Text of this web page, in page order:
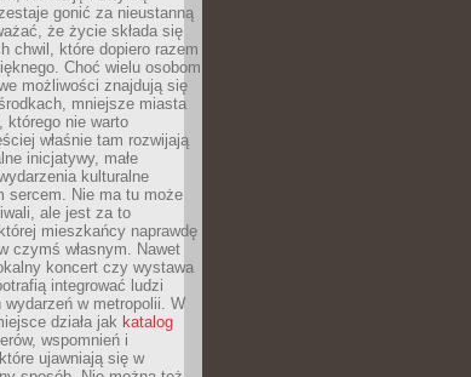
gonić za nieustanną
że życie składa się
chwil, które dopiero razem
Choć wielu osobom
możliwości znajdują się
mniejsze miasta
którego nie warto
właśnie tam rozwijają
inicjatywy, małe
kulturalne
sercem. Nie ma tu może
ale jest za to
mieszkańcy naprawdę
czymś własnym. Nawet
koncert czy wystawa
integrować ludzi
wydarzeń w metropolii. W
działa jak katalog
wspomnień i
ujawniają się w